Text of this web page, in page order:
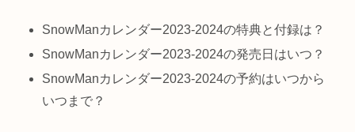
SnowManカレンダー2023-2024の特典と付録は？
SnowManカレンダー2023-2024の発売日はいつ？
SnowManカレンダー2023-2024の予約はいつから
いつまで？